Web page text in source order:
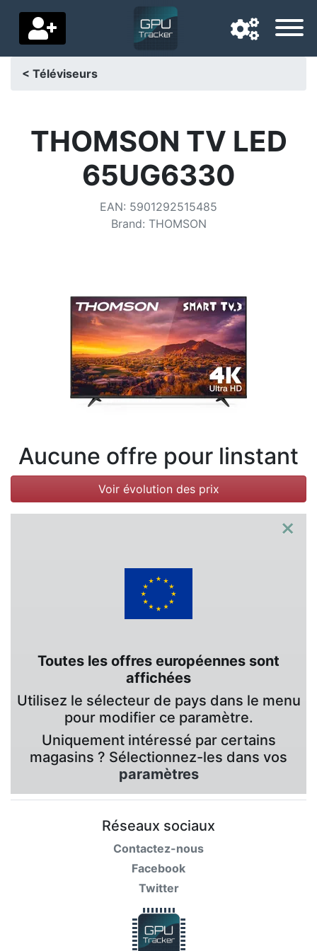
Pays de livraison
Conditions
Catégories
< Téléviseurs
THOMSON TV LED
65UG6330
EAN: 5901292515485
Brand: THOMSON
Aucune offre pour linstant
Voir évolution des prix
×
Toutes les offres européennes sont
affichées
Utilisez le sélecteur de pays dans le menu
pour modifier ce paramètre.
Uniquement intéressé par certains
magasins ? Sélectionnez-les dans vos
paramètres
Réseaux sociaux
Contactez-nous
Facebook
Twitter